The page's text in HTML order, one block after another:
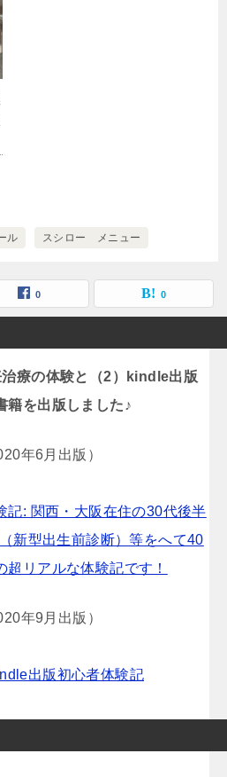
ル スシロー メニュー
0 0
療の体験と（2）kindle出版
籍を出版しました♪
年6月出版）
記: 関西・大阪在住の30代後半
新型出生前診断）等をへて40
リアルな体験記です！
年9月出版）
出版初心者体験記